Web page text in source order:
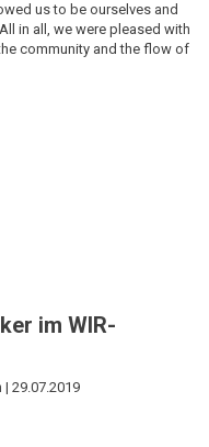
us to be ourselves and
in all, we were pleased with
community and the flow of
im WIR-
| 29.07.2019